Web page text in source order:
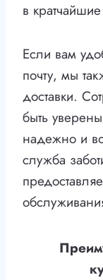
в
Если вам
почту, мы
доставки.
быть
надежно и
служба